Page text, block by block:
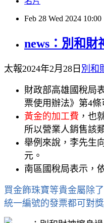
Feb 28 Wed 2024 10:00
news：別和
太報2024年2月28日 別和
財政部高雄國稅局
票使用辦法》第4
黃金的加工費 ，也
所以營業人銷售該
舉例來說，李先生
元。
南區國稅局表示，
買金飾珠寶等貴金屬除
統一編號的發票都可對獎